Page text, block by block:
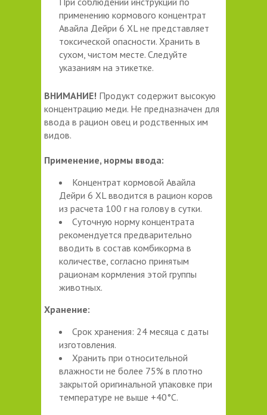
применению кормового концентрат
Авайла Дейри 6 XL не представляет
токсической опасности. Хранить в
сухом, чистом месте. Следуйте
указаниям на этикетке.
ВНИМАНИЕ! Продукт содержит высокую
концентрацию меди. Не предназначен для
ввода в рацион овец и родственных им
видов.
Применение, нормы ввода:
Концентрат кормовой Авайла
Дейри 6 XL вводится в рацион коров
из расчета 100 г на голову в сутки.
Суточную норму концентрата
рекомендуется предварительно
вводить в состав комбикорма в
количестве, согласно принятым
рационам кормления этой группы
животных.
Хранение:
Срок хранения: 24 месяца с даты
изготовления.
Хранить при относительной
влажности не более 75% в плотно
закрытой оригинальной упаковке при
температуре не выше +40°С.